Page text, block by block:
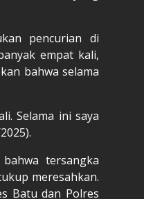
pencurian di
empat kali,
bahwa selama
Selama ini saya
tersangka
meresahkan.
Batu dan Polres